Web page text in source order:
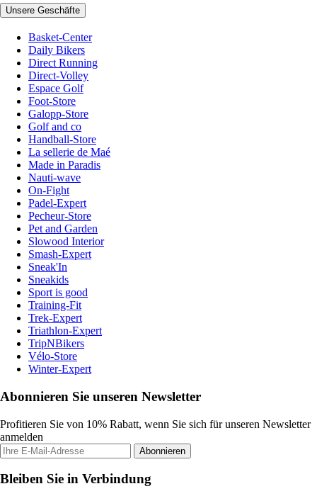
Unsere Geschäfte
Basket-Center
Daily Bikers
Direct Running
Direct-Volley
Espace Golf
Foot-Store
Galopp-Store
Golf and co
Handball-Store
La sellerie de Maé
Made in Paradis
Nauti-wave
On-Fight
Padel-Expert
Pecheur-Store
Pet and Garden
Slowood Interior
Smash-Expert
Sneak'In
Sneakids
Sport is good
Training-Fit
Trek-Expert
Triathlon-Expert
TripNBikers
Vélo-Store
Winter-Expert
Abonnieren Sie unseren Newsletter
Profitieren Sie von 10% Rabatt, wenn Sie sich für unseren Newsletter
anmelden
Abonnieren
Bleiben Sie in Verbindung